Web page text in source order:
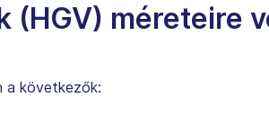
(HGV) méreteire
a következők: